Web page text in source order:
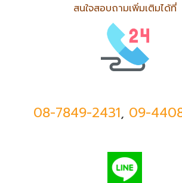
สนใจสอบถามเพิ่มเติมได้ที่
08-7849-2431, 09-